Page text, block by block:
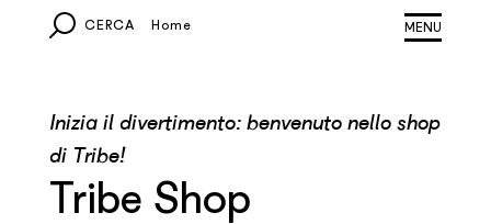
CERCA Home
EUROPA
ITALIA
Inizia il divertimento: benvenuto nello shop
di Tribe!
Tribe Shop